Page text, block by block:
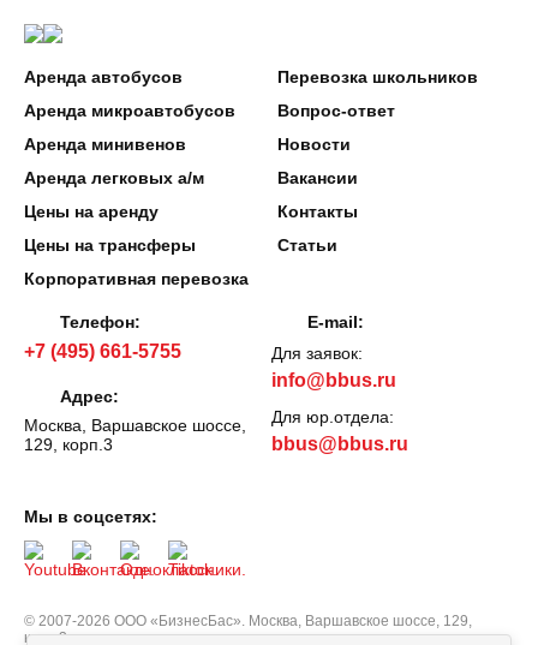
Аренда автобусов
Аренда микроавтобусов
Аренда минивенов
Аренда легковых а/м
Цены на аренду
Цены на трансферы
Корпоративная перевозка
Перевозка школьников
Вопрос-ответ
Новости
Вакансии
Контакты
Статьи
Телефон:
+7 (495) 661-5755
Адрес:
Москва, Варшавское шоссе,
129, корп.3
E-mail:
Для заявок:
info@bbus.ru
Для юр.отдела:
bbus@bbus.ru
© 2007-2026 ООО «БизнесБас». Москва, Варшавское шоссе, 129,
корп.3.
Мы в соцсетях: